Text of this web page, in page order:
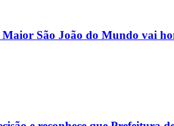
Maior São João do Mundo vai